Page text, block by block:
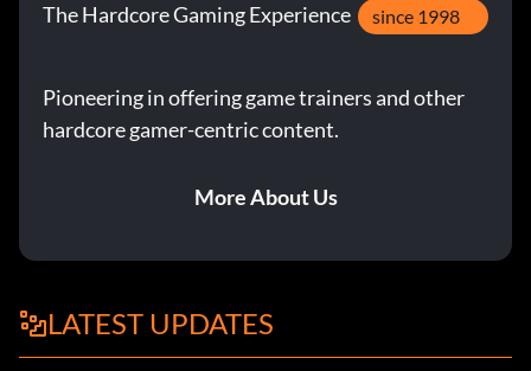
The Hardcore Gaming Experience since 1998
Pioneering in offering game trainers and other
hardcore gamer-centric content.
More About Us
LATEST UPDATES